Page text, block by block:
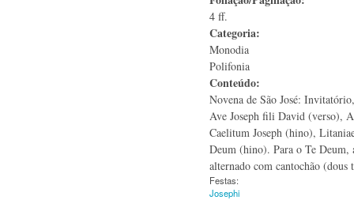
4 ff.
Categoria:
Monodia
Polifonia
Conteúdo:
Novena de São José:
Ave Joseph fili David (verso),
Caelitum Joseph (hino),
Deum (hino). Para o Te
alternado com cantochão (dous
Festas:
Josephi